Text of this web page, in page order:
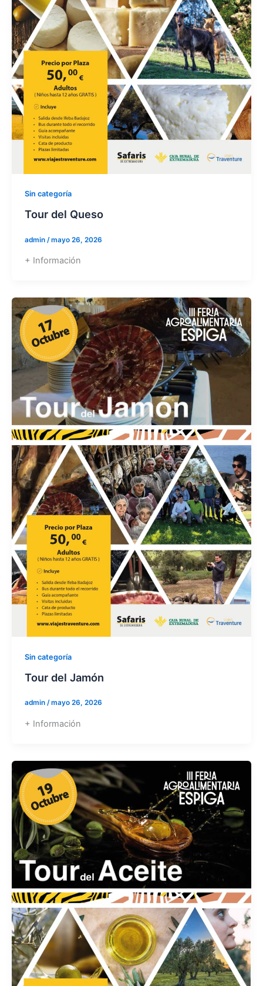
Sin categoría
Tour del Queso
admin /mayo 26, 2026
+ Información
Sin categoría
Tour del Jamón
admin /mayo 26, 2026
+ Información